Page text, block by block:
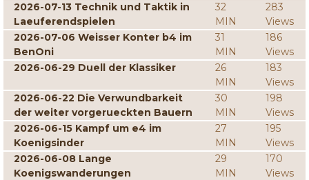
2026-07-13 Technik und Taktik in
Laeuferendspielen
32
MIN
283
Views
2026-07-06 Weisser Konter b4 im
BenOni
31
MIN
186
Views
2026-06-29 Duell der Klassiker
26
MIN
183
Views
2026-06-22 Die Verwundbarkeit
der weiter vorgerueckten Bauern
30
MIN
198
Views
2026-06-15 Kampf um e4 im
Koenigsinder
27
MIN
195
Views
2026-06-08 Lange
Koenigswanderungen
29
MIN
170
Views